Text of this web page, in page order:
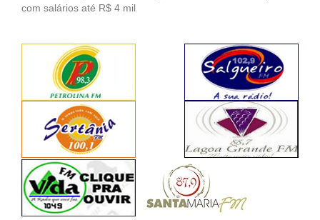
com salários até R$ 4 mil